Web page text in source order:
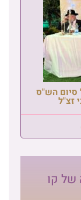
סיום הש"ס
זצ"ל
של קו